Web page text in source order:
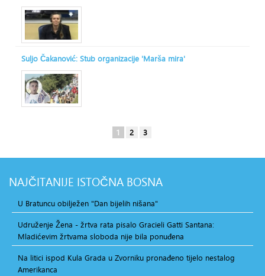
Suljo Čakanović: Stub organizacije 'Marša mira'
1 2 3
NAJČITANIJE ISTOČNA BOSNA
U Bratuncu obilježen "Dan bijelih nišana"
Udruženje Žena - žrtva rata pisalo Gracieli Gatti Santana:
Mladićevim žrtvama sloboda nije bila ponuđena
Na litici ispod Kula Grada u Zvorniku pronađeno tijelo nestalog
Amerikanca